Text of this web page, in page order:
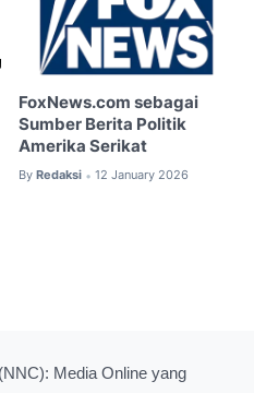
FoxNews.com sebagai
Sumber Berita Politik
Amerika Serikat
By Redaksi • 12 January 2026